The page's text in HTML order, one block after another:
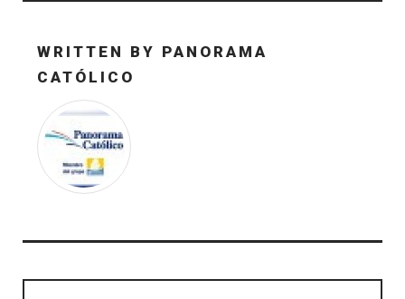
WRITTEN BY PANORAMA
CATÓLICO
Navegación